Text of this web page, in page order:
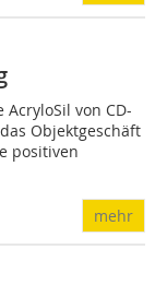
AcryloSil von CD-
Objektgeschäft
positiven
mehr